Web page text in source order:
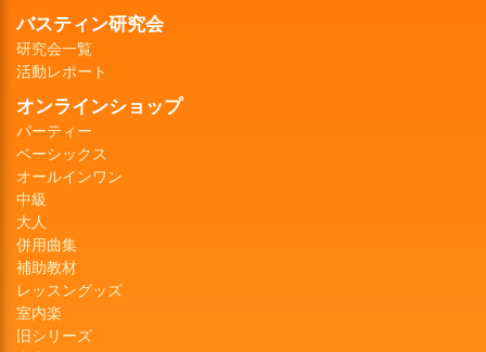
バスティン研究会
研究会一覧
活動レポート
オンラインショップ
パーティー
ベーシックス
オールインワン
中級
大人
併用曲集
補助教材
レッスングッズ
室内楽
旧シリーズ